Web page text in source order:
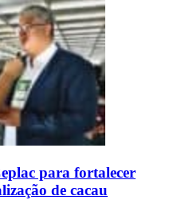
para fortalecer
de cacau